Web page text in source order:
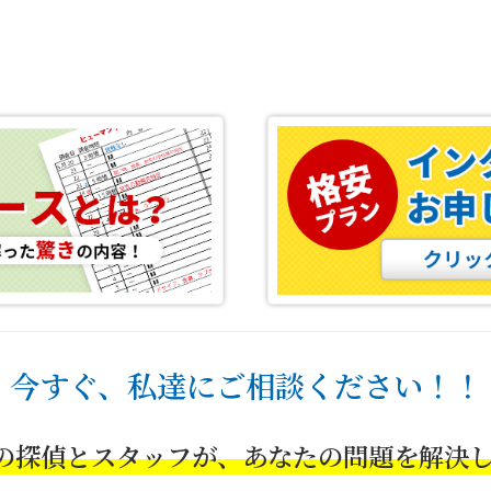
今すぐ、私達にご相談ください！！
探偵とスタッフが、あなたの問題を解決